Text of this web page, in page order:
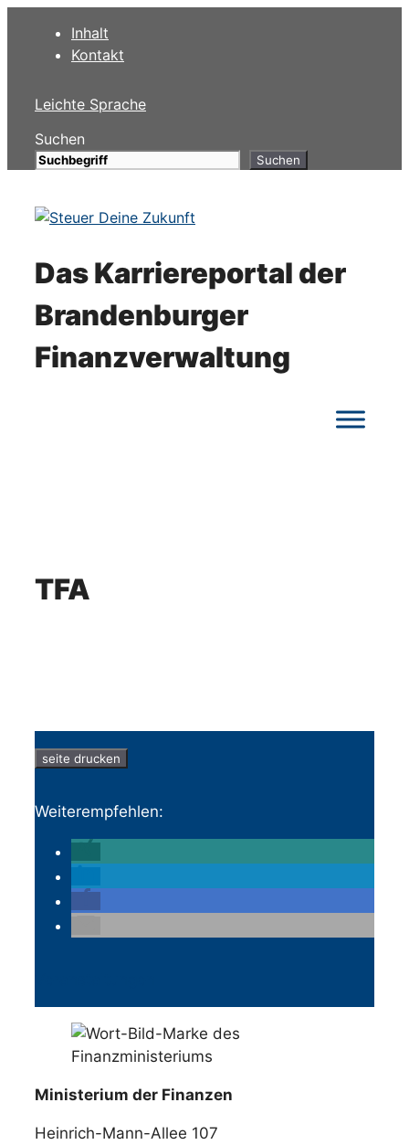
springen
Inhalt
Kontakt
Leichte Sprache
Suchen
Suchen
Das Karriereportal der
Brandenburger
Finanzverwaltung
TFA
seite drucken
Weiterempfehlen:
Ministerium der Finanzen
Heinrich-Mann-Allee 107